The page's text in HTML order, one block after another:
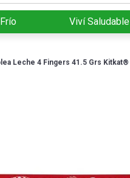
Viví Saludable
Leche 4 Fingers 41.5 Grs Kitkat®